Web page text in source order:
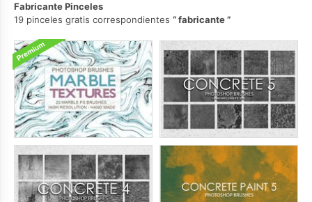
Fabricante Pinceles
19 pinceles gratis correspondientes
fabricante